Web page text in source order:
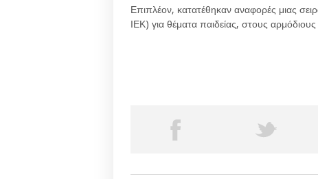
Επιπλέον, κατατέθηκαν αναφορές μιας
ΙΕΚ) για θέματα παιδείας, στους